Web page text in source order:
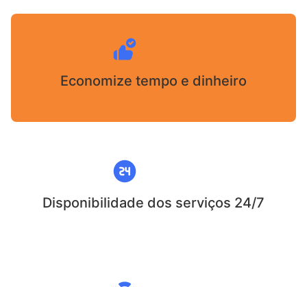
Economize tempo e dinheiro
Disponibilidade dos serviços 24/7